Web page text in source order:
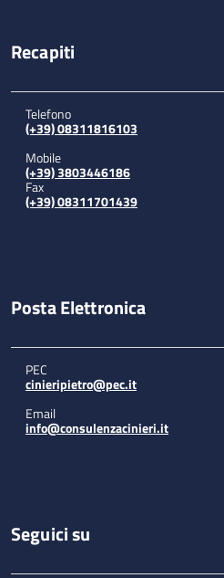
Recapiti
Telefono
(+39) 08311816103
Mobile
(+39) 3803446186
Fax
(+39) 08311701439
Posta Elettronica
PEC
cinieripietro@pec.it
Email
info@consulenzacinieri.it
Seguici su